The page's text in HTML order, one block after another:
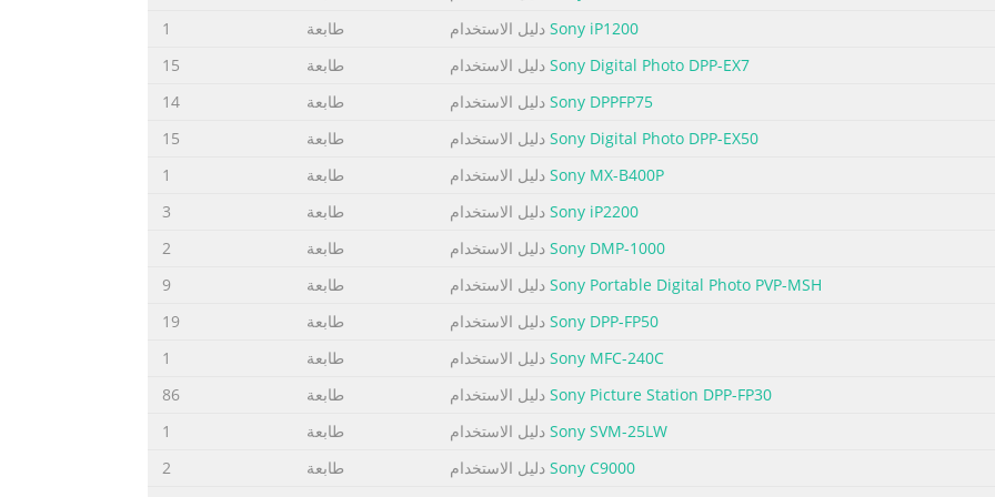
Sony iP1200 دليل الاستخدام طابعة
1
Sony Digital Photo DPP-EX7 دليل الاستخدام طابعة
15
Sony DPPFP75 دليل الاستخدام طابعة
14
Sony Digital Photo DPP-EX50 دليل الاستخدام طابعة
15
Sony MX-B400P دليل الاستخدام طابعة
1
Sony iP2200 دليل الاستخدام طابعة
3
Sony DMP-1000 دليل الاستخدام طابعة
2
Sony Portable Digital Photo PVP-MSH دليل الاستخدام طابعة
9
Sony DPP-FP50 دليل الاستخدام طابعة
19
Sony MFC-240C دليل الاستخدام طابعة
1
Sony Picture Station DPP-FP30 دليل الاستخدام طابعة
86
Sony SVM-25LW دليل الاستخدام طابعة
1
Sony C9000 دليل الاستخدام طابعة
2